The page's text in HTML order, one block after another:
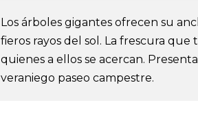
Los árboles gigantes ofrecen su
fieros rayos del sol. La frescura
quienes a ellos se acercan.
veraniego paseo campestre.